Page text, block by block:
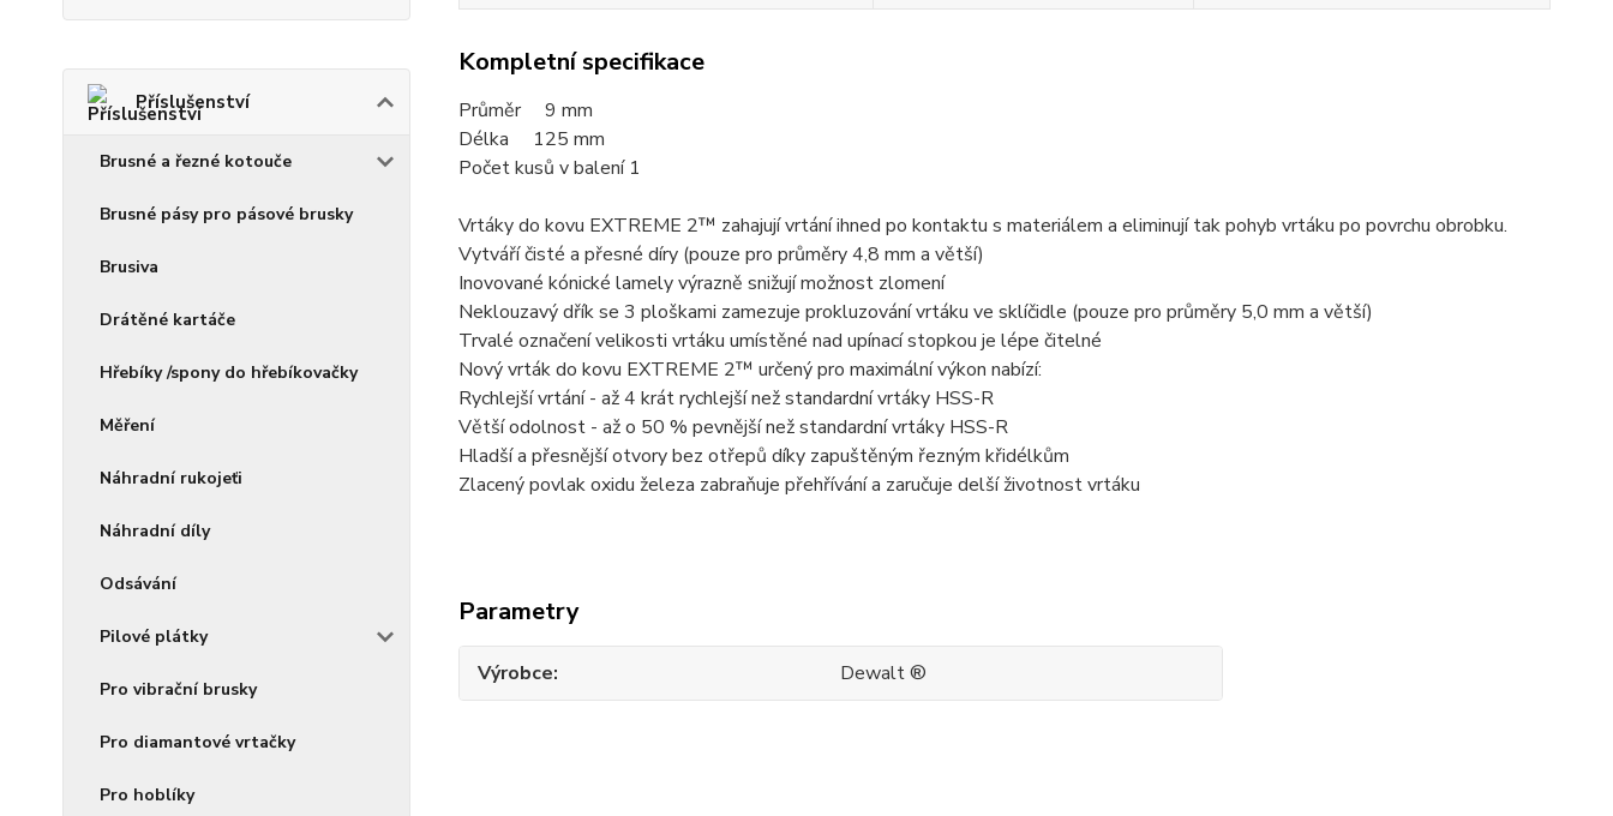
Příslušenství
Brusné a řezné kotouče
Brusné pásy pro pásové brusky
Brusiva
Drátěné kartáče
Hřebíky /spony do hřebíkovačky
Měření
Náhradní rukojeťi
Náhradní díly
Odsávání
Pilové plátky
Pro vibrační brusky
Pro diamantové vrtačky
Pro hoblíky
Kompletní specifikace
Průměr 9 mm
Délka 125 mm
Počet kusů v balení 1
Vrtáky do kovu EXTREME 2™ zahajují vrtání ihned po kontaktu s materiálem a eliminují tak pohyb vrtáku po povrchu obrobku.
Vytváří čisté a přesné díry (pouze pro průměry 4,8 mm a větší)
Inovované kónické lamely výrazně snižují možnost zlomení
Neklouzavý dřík se 3 ploškami zamezuje prokluzování vrtáku ve sklíčidle (pouze pro průměry 5,0 mm a větší)
Trvalé označení velikosti vrtáku umístěné nad upínací stopkou je lépe čitelné
Nový vrták do kovu EXTREME 2™ určený pro maximální výkon nabízí:
Rychlejší vrtání - až 4 krát rychlejší než standardní vrtáky HSS-R
Větší odolnost - až o 50 % pevnější než standardní vrtáky HSS-R
Hladší a přesnější otvory bez otřepů díky zapuštěným řezným křidélkům
Zlacený povlak oxidu železa zabraňuje přehřívání a zaručuje delší životnost vrtáku
Parametry
Výrobce Dewalt ®